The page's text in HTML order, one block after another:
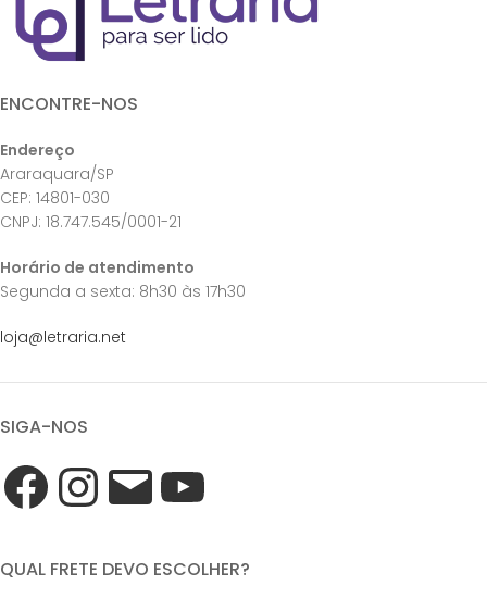
ENCONTRE-NOS
Endereço
Araraquara/SP
CEP: 14801-030
CNPJ: 18.747.545/0001-21
Horário de atendimento
Segunda a sexta: 8h30 às 17h30
loja@letraria.net
SIGA-NOS
QUAL FRETE DEVO ESCOLHER?